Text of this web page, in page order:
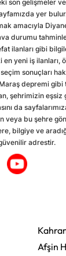
son gelişmeler
yer bulur.
amacıyla
durumu
ilanları gibi
en yeni iş ilanları,
sonuçları
depremi gibi
şehrimizin eşsiz
da
veya bu şehre
bilgiye ve
adrestir.
Afşin